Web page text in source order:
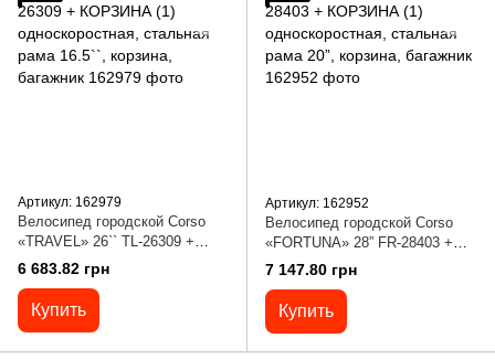
Артикул: 162979
Велосипед городской Corso
«TRAVEL» 26`` TL-26309 +
КОРЗИНА (1) односкоростная,
стальная рама 16.5``, корзина,
багажник
6 683.82 грн
Купить
Артикул: 162952
Велосипед городской Corso
«FORTUNA» 28” FR-28403 +
КОРЗИНА (1) односкоростная,
стальная рама 20”, корзина,
багажник
7 147.80 грн
Купить